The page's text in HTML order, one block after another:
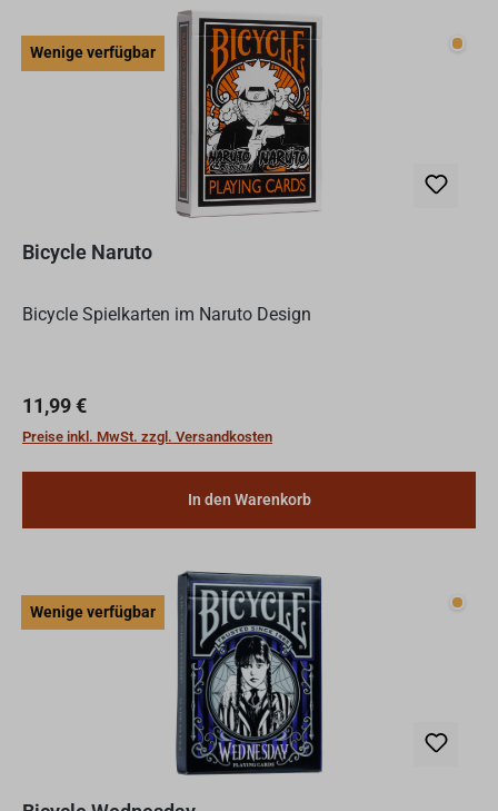
Wenige verfügbar
Bicycle Naruto
Bicycle Spielkarten im Naruto Design
Regulärer Preis:
11,99 €
Preise inkl. MwSt. zzgl. Versandkosten
In den Warenkorb
Wenige verfügbar